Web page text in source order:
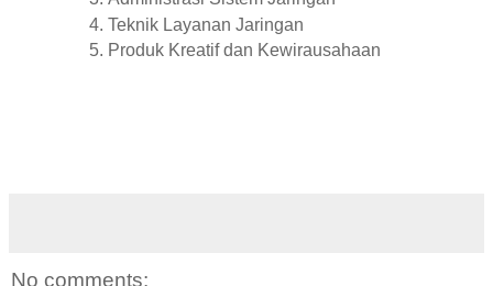
Teknik Layanan Jaringan
Produk Kreatif dan Kewirausahaan
No comments: